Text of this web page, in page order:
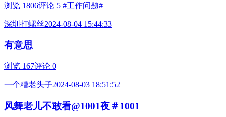
浏览 1806评论 5 #工作问题#
深圳打螺丝2024-08-04 15:44:33
有意思
浏览 167评论 0
一个糟老头子2024-08-03 18:51:52
风舞老儿不敢看@1001夜＃1001